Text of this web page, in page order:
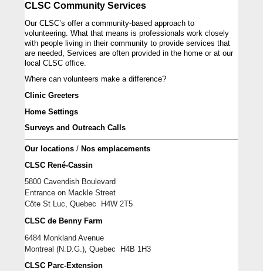
CLSC Community Services
Our CLSC’s offer a community-based approach to
volunteering. What that means is professionals work closely
with people living in their community to provide services that
are needed, Services are often provided in the home or at our
local CLSC office.
Where can volunteers make a difference?
Clinic Greeters
Home Settings
Surveys and Outreach Calls
Our locations / Nos emplacements
CLSC René-Cassin
5800 Cavendish Boulevard
Entrance on Mackle Street
Côte St Luc, Quebec H4W 2T5
CLSC de Benny Farm
6484 Monkland Avenue
Montreal (N.D.G.) Quebec H4B 1H3
CLSC Parc-Extension